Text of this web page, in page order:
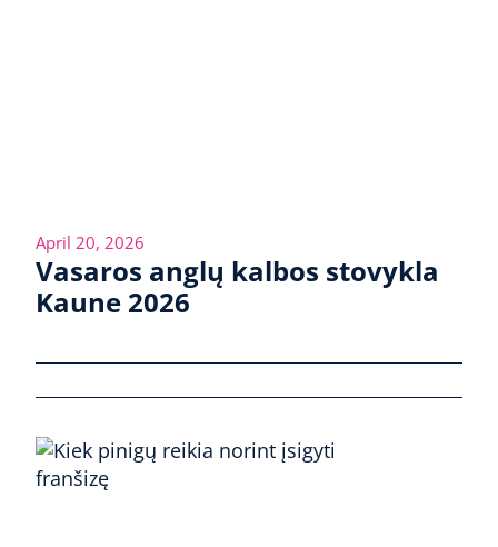
April 20, 2026
Vasaros anglų kalbos stovykla
Kaune 2026